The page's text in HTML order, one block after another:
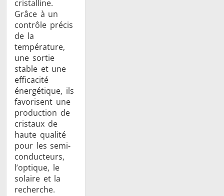
cristalline.
Grâce à un
contrôle précis
de la
température,
une sortie
stable et une
efficacité
énergétique, ils
favorisent une
production de
cristaux de
haute qualité
pour les semi-
conducteurs,
l’optique, le
solaire et la
recherche.